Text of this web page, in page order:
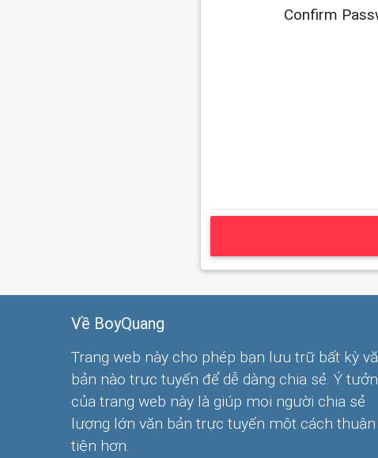
Confirm
Về BoyQuang
Trang web này cho phép bạn lưu trữ bất kỳ
bản nào trực tuyến để dễ dàng chia sẻ. Ý
của trang web này là giúp mọi người chia sẻ
lượng lớn văn bản trực tuyến một cách thuận
tiện hơn.